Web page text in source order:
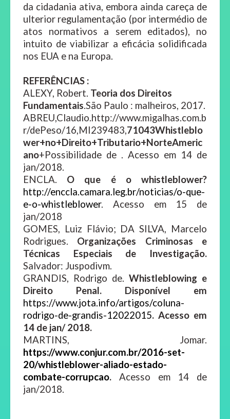
da cidadania ativa, embora ainda careça de
ulterior regulamentação (por intermédio de
atos normativos a serem editados), no
intuito de viabilizar a eficácia solidificada
nos EUA e na Europa.
REFERÊNCIAS :
ALEXY, Robert. Teoria dos Direitos
Fundamentais.São Paulo : malheiros, 2017.
ABREU,Claudio.http://www.migalhas.com.b
r/dePeso/16,MI239483,71043Whistleblo
wer+no+Direito+Tributario+NorteAmeric
ano+Possibilidade de . Acesso em 14 de
jan/2018.
ENCLA. O que é o whistleblower?
http://enccla.camara.leg.br/noticias/o-que-
e-o-whistleblower. Acesso em 15 de
jan/2018
GOMES, Luiz Flávio; DA SILVA, Marcelo
Rodrigues. Organizações Criminosas e
Técnicas Especiais de Investigação.
Salvador: Juspodivm.
GRANDIS, Rodrigo de. Whistleblowing e
Direito Penal. Disponível em
https://www.jota.info/artigos/coluna-
rodrigo-de-grandis-12022015. Acesso em
14 de jan/ 2018.
MARTINS, Jomar.
https://www.conjur.com.br/2016-set-
20/whistleblower-aliado-estado-
combate-corrupcao. Acesso em 14 de
jan/2018.